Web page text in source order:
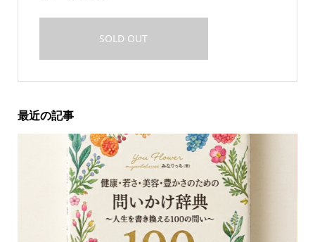
SOLD OUT
最近の記事